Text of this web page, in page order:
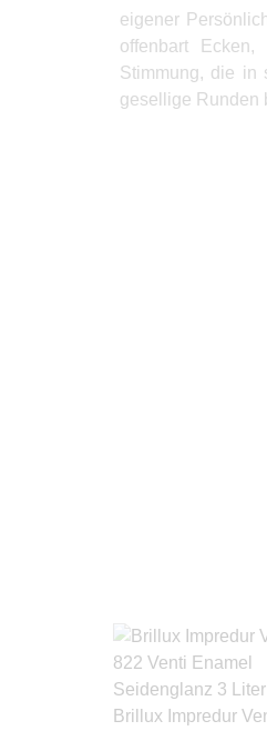
eigener
offenbart
Stimmung, die in
gesellige Runden
Brillux Impredur